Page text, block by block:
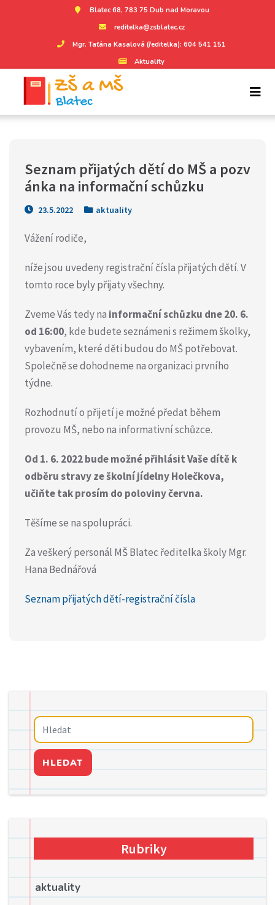
Blatec 68, 783 75 Dub nad Moravou
reditelka@zsblatec.cz
Mgr. Taťána Kasalová (ředitelka): 604 541 151
Aktuality
Seznam přijatých dětí do MŠ a pozv
ánka na informační schůzku
23.5.2022 aktuality
Vážení rodiče,
níže jsou uvedeny registrační čísla přijatých dětí. V
tomto roce byly přijaty všechny.
Zveme Vás tedy na informační schůzku dne 20. 6.
od 16:00, kde budete seznámeni s režimem školky,
vybavením, které děti budou do MŠ potřebovat.
Společně se dohodneme na organizaci prvního
týdne.
Rozhodnutí o přijetí je možné předat během
provozu MŠ, nebo na informativní schůzce.
Od 1. 6. 2022 bude možné přihlásit Vaše dítě k
odběru stravy ze školní jídelny Holečkova,
učiňte tak prosím do poloviny června.
Těšíme se na spolupráci.
Za veškerý personál MŠ Blatec ředitelka školy Mgr.
Hana Bednářová
Seznam přijatých dětí-registrační čísla
HLEDAT
Rubriky
aktuality